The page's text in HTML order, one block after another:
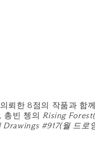
뢰한 8점의 작품과 함
총빈 쳉의 Rising
Drawings #917(월 드로